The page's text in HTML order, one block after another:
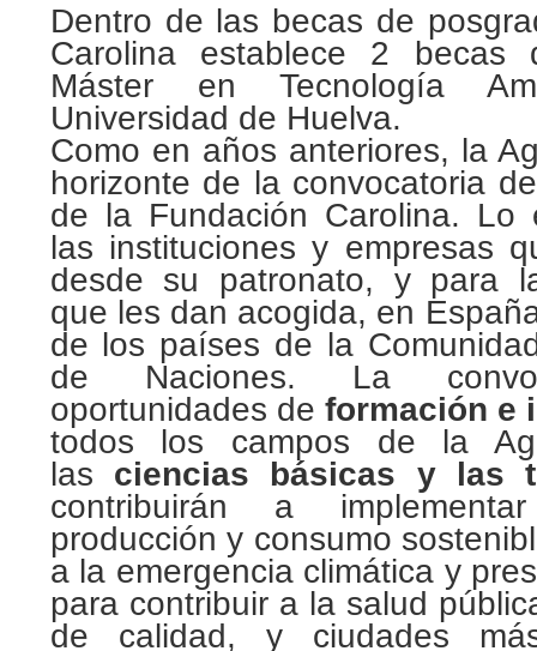
Dentro de las becas de
Carolina establece 2 becas
Máster en Tecnología
Universidad de Huelva.
Como en años anteriores, la
horizonte de la convocatoria
de la Fundación Carolina. Lo
las instituciones y empresas
desde su patronato, y para
que les dan acogida, en
de los países de la
de Naciones. La
oportunidades de formación e
todos los campos de la
las ciencias básicas y las
contribuirán a
producción y consumo
a la emergencia climática y
para contribuir a la salud
de calidad, y ciudades